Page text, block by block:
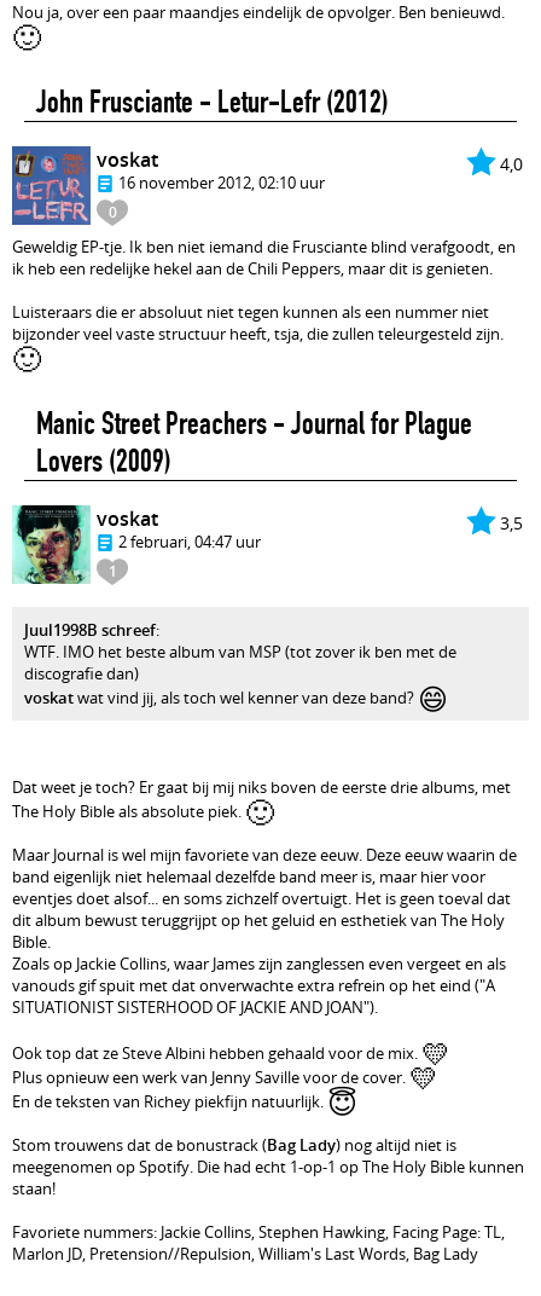
Nou ja, over een paar maandjes eindelijk de opvolger. Ben benieuwd.
🙂
John Frusciante - Letur-Lefr(2012)
4,0
0
voskat
16 november 2012, 02:10 uur
Geweldig EP-tje. Ik ben niet iemand die Frusciante blind verafgoodt, en
ik heb een redelijke hekel aan de Chili Peppers, maar dit is genieten.
Luisteraars die er absoluut niet tegen kunnen als een nummer niet
bijzonder veel vaste structuur heeft, tsja, die zullen teleurgesteld zijn.
🙂
Manic Street Preachers - Journal for Plague
Lovers(2009)
3,5
1
voskat
2 februari, 04:47 uur
Juul1998B schreef:
WTF. IMO het beste album van MSP (tot zover ik ben met de
discografie dan)
voskatwat vind jij, als toch wel kenner van deze band? 😄
Dat weet je toch? Er gaat bij mij niks boven de eerste drie albums, met
The Holy Bible als absolute piek. 🙂
Maar Journal is wel mijn favoriete van deze eeuw. Deze eeuw waarin de
band eigenlijk niet helemaal dezelfde band meer is, maar hier voor
eventjes doet alsof... en soms zichzelf overtuigt. Het is geen toeval dat
dit album bewust teruggrijpt op het geluid en esthetiek van The Holy
Bible.
Zoals op Jackie Collins, waar James zijn zanglessen even vergeet en als
vanouds gif spuit met dat onverwachte extra refrein op het eind ("A
SITUATIONIST SISTERHOOD OF JACKIE AND JOAN").
Ook top dat ze Steve Albini hebben gehaald voor de mix. 💛
Plus opnieuw een werk van Jenny Saville voor de cover. 💛
En de teksten van Richey piekfijn natuurlijk. 😇
Stom trouwens dat de bonustrack (Bag Lady) nog altijd niet is
meegenomen op Spotify. Die had echt 1-op-1 op The Holy Bible kunnen
staan!
Favoriete nummers: Jackie Collins, Stephen Hawking, Facing Page: TL,
Marlon JD, Pretension//Repulsion, William's Last Words, Bag Lady